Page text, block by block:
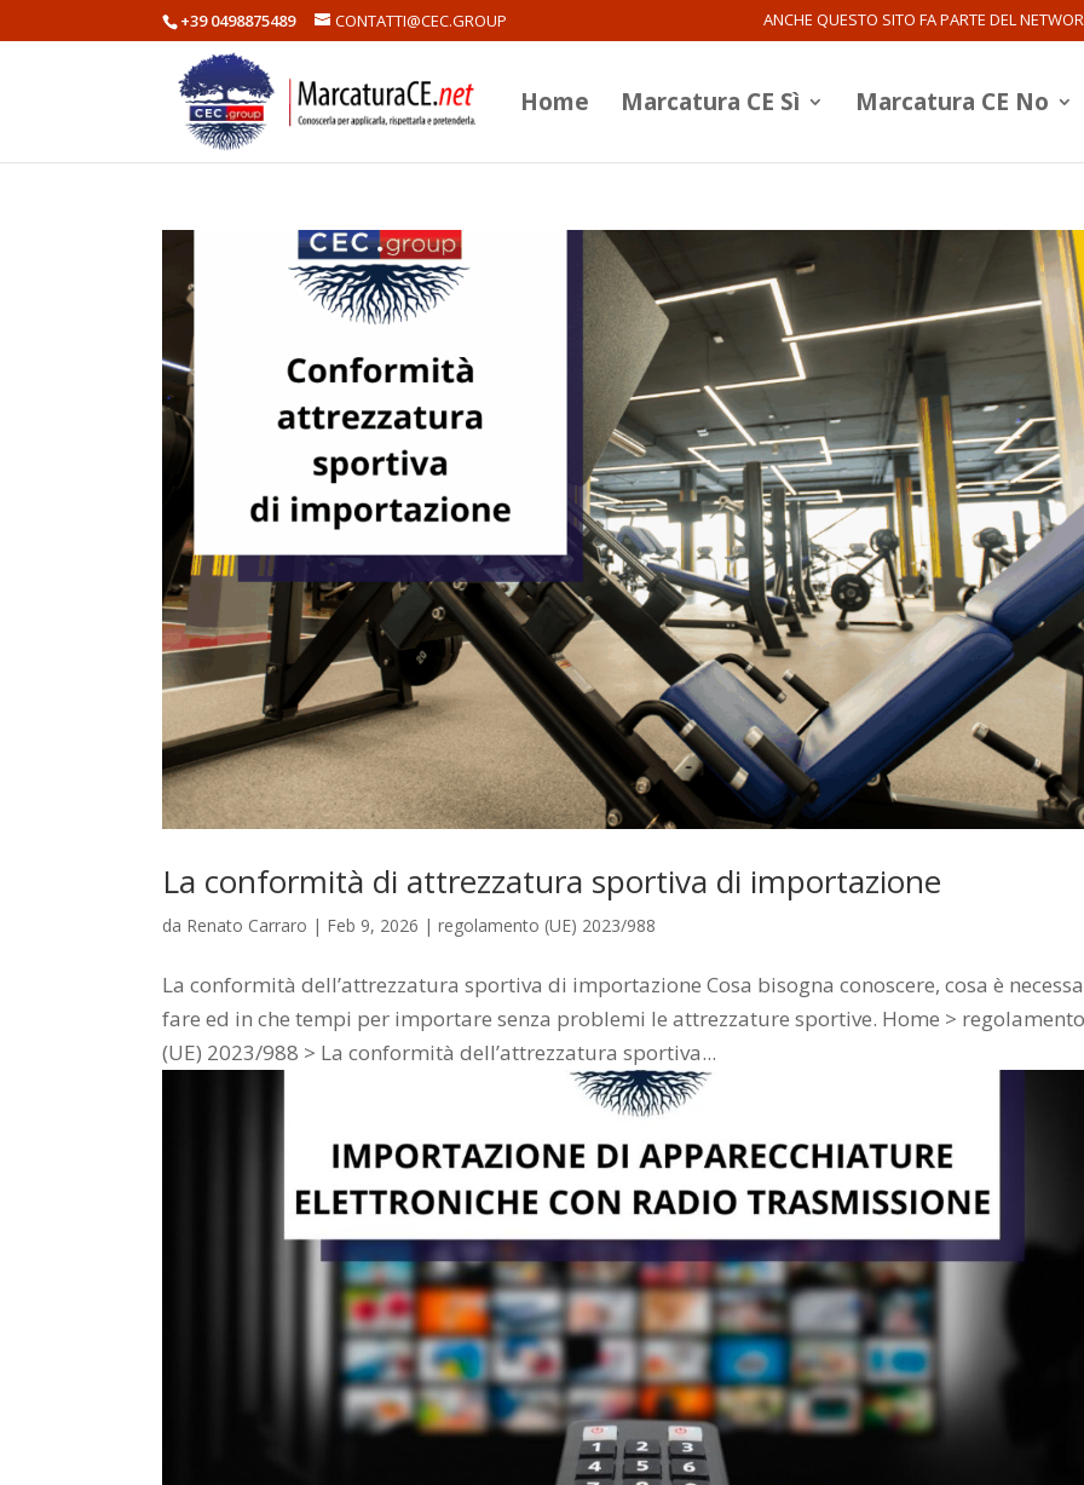
+39 0498875489 CONTATTI@CEC.GROUP ANCHE QUESTO SITO FA PARTE DEL
Home Marcatura CE Sì Marcatura CE No
La conformità di attrezzatura sportiva di importazione
da Renato Carraro | Feb 9, 2026 |regolamento (UE) 2023/988
La conformità dell’attrezzatura sportiva di importazione Cosa bisogna conoscere, cosa è
fare ed in che tempi per importare senza problemi le attrezzature sportive. Home >
(UE) 2023/988 > La conformità dell’attrezzatura sportiva...